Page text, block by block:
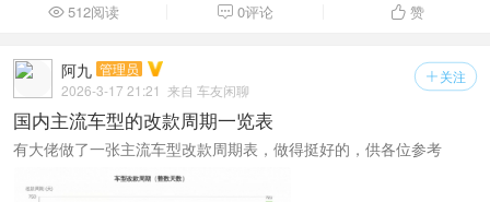
 512阅读  0评论  赞
 关注
阿九 管理员
2026-3-17 21:21 来自 车友闲聊
国内主流车型的改款周期一览表
有大佬做了一张主流车型改款周期表，做得挺好的，供各位参考